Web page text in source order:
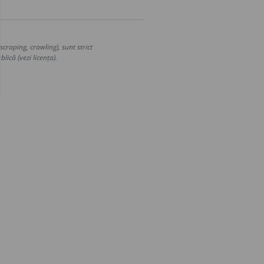
crawling), sunt strict
(vezi licența).